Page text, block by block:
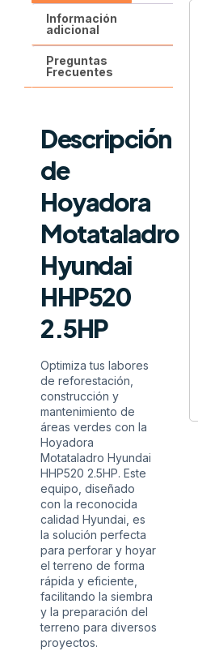
Información
adicional
Preguntas
Frecuentes
Descripción
de
Hoyadora
Motataladro
Hyundai
HHP520
2.5HP
Optimiza tus labores
de reforestación,
construcción y
mantenimiento de
áreas verdes con la
Hoyadora
Motataladro Hyundai
HHP520 2.5HP. Este
equipo, diseñado
con la reconocida
calidad Hyundai, es
la solución perfecta
para perforar y hoyar
el terreno de forma
rápida y eficiente,
facilitando la siembra
y la preparación del
terreno para diversos
proyectos.